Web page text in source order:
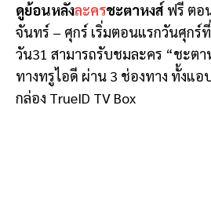
ดูย้อนหลังละครชะตาหงส์ ฟรี ตอ
จันทร์ – ศุกร์ เริ่มตอนแรกวันศุกร์
วัน31 สามารถรับชมละคร “ชะต
ทางทรูไอดี ผ่าน 3 ช่องทาง ทั้งแอ
กล่อง TrueID TV Box